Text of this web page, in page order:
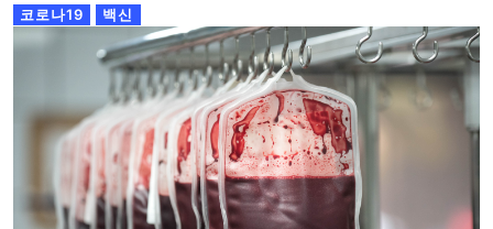
코로나19 백신